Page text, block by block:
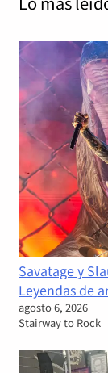
Savatage y
Leyendas de
agosto 6, 2026
Stairway to Rock